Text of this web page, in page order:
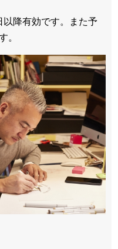
以降有効です。また予
。